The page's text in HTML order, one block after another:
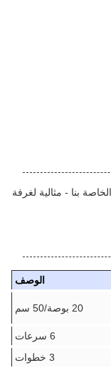
بنا - مثالية لغرفة
الوصف
20 بوصة/50 سم